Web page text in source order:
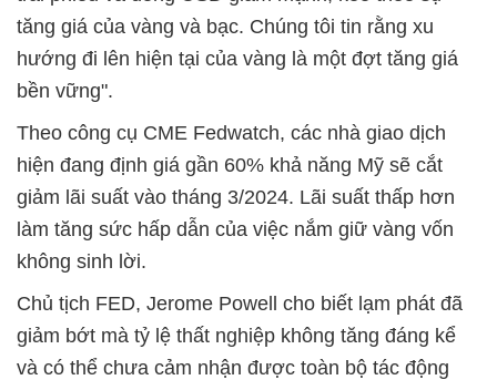
tăng giá của vàng và bạc. Chúng tôi tin rằng xu
hướng đi lên hiện tại của vàng là một đợt tăng giá
bền vững".
Theo công cụ CME Fedwatch, các nhà giao dịch
hiện đang định giá gần 60% khả năng Mỹ sẽ cắt
giảm lãi suất vào tháng 3/2024. Lãi suất thấp hơn
làm tăng sức hấp dẫn của việc nắm giữ vàng vốn
không sinh lời.
Chủ tịch FED, Jerome Powell cho biết lạm phát đã
giảm bớt mà tỷ lệ thất nghiệp không tăng đáng kể
và có thể chưa cảm nhận được toàn bộ tác động